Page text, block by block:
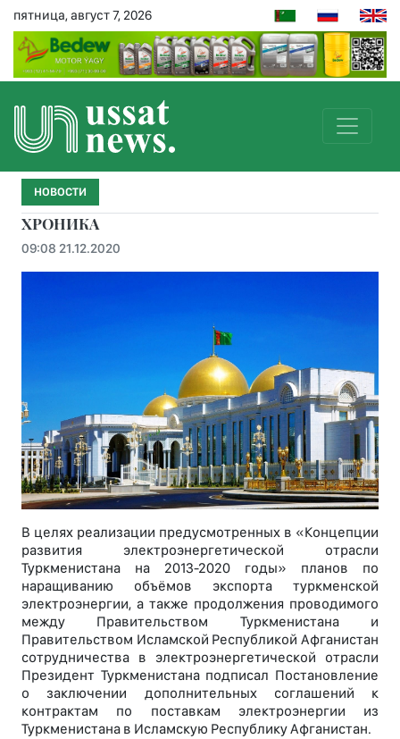
пятница, август 7, 2026
НОВОСТИ
ХРОНИКА
09:08 21.12.2020
В целях реализации предусмотренных в «Концепции
развития электроэнергетической отрасли
Туркменистана на 2013-2020 годы» планов по
наращиванию объёмов экспорта туркменской
электроэнергии, а также продолжения проводимого
между Правительством Туркменистана и
Правительством Исламской Республикой Афганистан
сотрудничества в электроэнергетической отрасли
Президент Туркменистана подписал Постановление
о заключении дополнительных соглашений к
контрактам по поставкам электроэнергии из
Туркменистана в Исламскую Республику Афганистан.